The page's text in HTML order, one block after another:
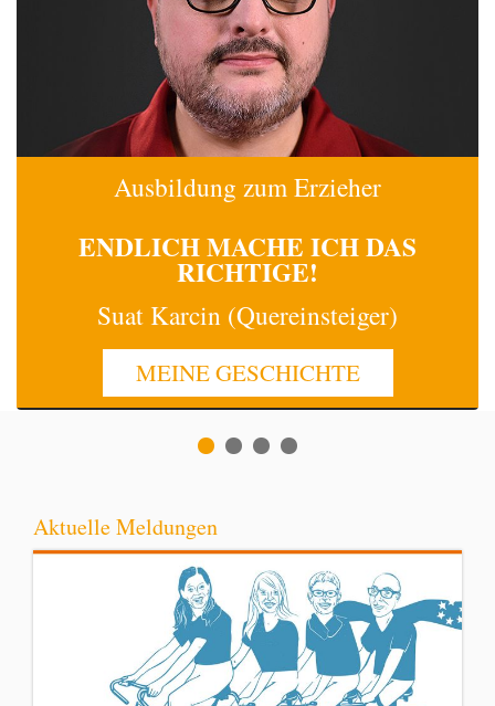
Ausbildung zum Erzieher
ENDLICH MACHE ICHDAS
RICHTIGE!
Suat Karcin (Quereinsteiger)
MEINE GESCHICHTE
Aktuelle Meldungen